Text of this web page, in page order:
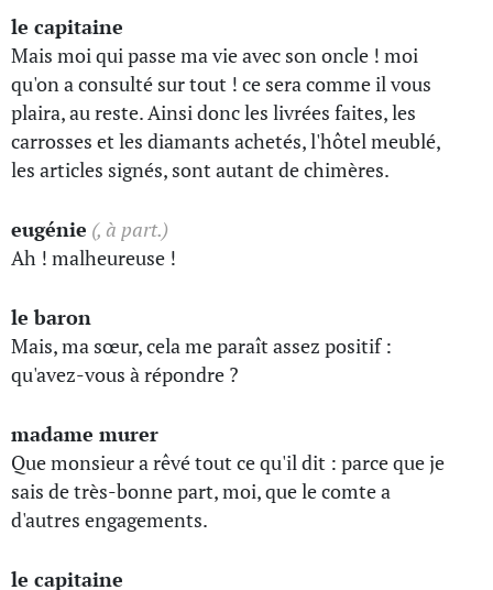
le capitaine
Mais moi qui passe ma vie avec son oncle ! moi
qu'on a consulté sur tout ! ce sera comme il vous
plaira, au reste. Ainsi donc les livrées faites, les
carrosses et les diamants achetés, l'hôtel meublé,
les articles signés, sont autant de chimères.
eugénie (, à part.)
Ah ! malheureuse !
le baron
Mais, ma sœur, cela me paraît assez positif :
qu'avez-vous à répondre ?
madame murer
Que monsieur a rêvé tout ce qu'il dit : parce que je
sais de très-bonne part, moi, que le comte a
d'autres engagements.
le capitaine